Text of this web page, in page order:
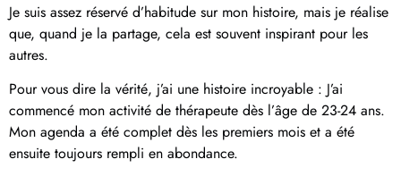
Je suis assez réservé d’habitude sur mon histoire, mais je réalise
que, quand je la partage, cela est souvent inspirant pour les
autres.
Pour vous dire la vérité, j’ai une histoire incroyable : J’ai
commencé mon activité de thérapeute dès l’âge de 23-24 ans.
Mon agenda a été complet dès les premiers mois et a été
ensuite toujours rempli en abondance.